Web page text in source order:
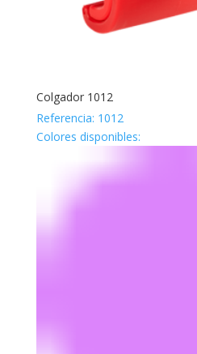
Colgador 1012
Referencia: 1012
Colores disponibles: